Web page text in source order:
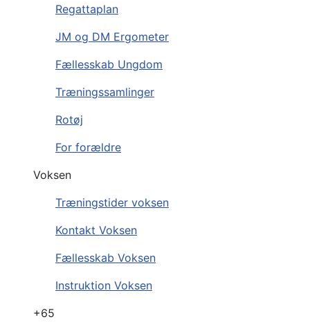
Regattaplan
JM og DM Ergometer
Fællesskab Ungdom
Træningssamlinger
Rotøj
For forældre
Voksen
Træningstider voksen
Kontakt Voksen
Fællesskab Voksen
Instruktion Voksen
+65